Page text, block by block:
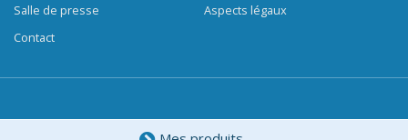
Salle de presse
Contact
Aspects légaux